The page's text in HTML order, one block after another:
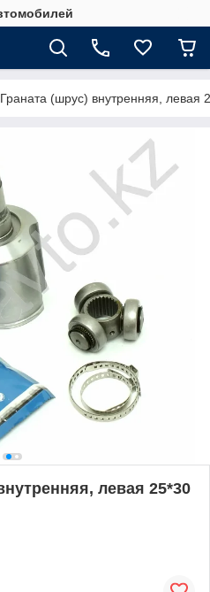
(шрус) внутренняя, левая
левая 25*30